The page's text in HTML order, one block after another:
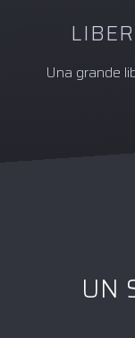
Una grande
UN